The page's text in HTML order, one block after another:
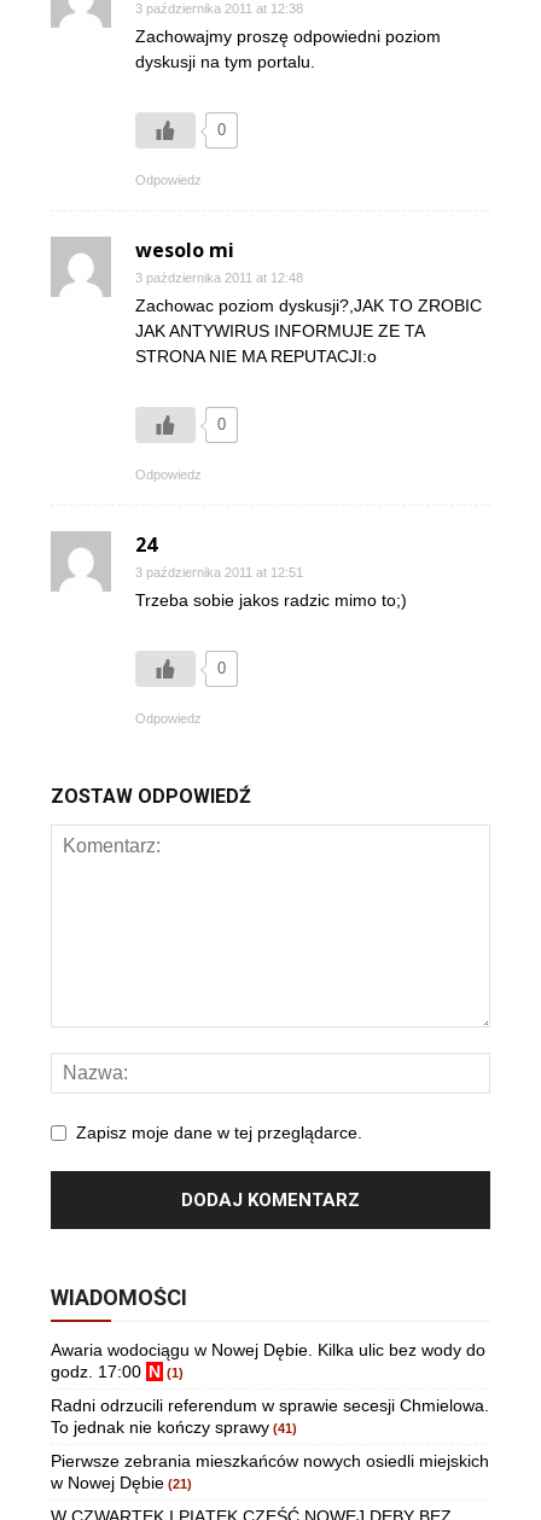
3 października 2011 at 12:38
Zachowajmy proszę odpowiedni poziom
dyskusji na tym portalu.
0
Odpowiedz
wesolo mi
3 października 2011 at 12:48
Zachowac poziom dyskusji?,JAK TO ZROBIC
JAK ANTYWIRUS INFORMUJE ZE TA
STRONA NIE MA REPUTACJI:o
0
Odpowiedz
24
3 października 2011 at 12:51
Trzeba sobie jakos radzic mimo to;)
0
Odpowiedz
ZOSTAW ODPOWIEDŹ
Zapisz moje dane w tej przeglądarce.
WIADOMOŚCI
Awaria wodociągu w Nowej Dębie. Kilka ulic bez wody do
godz. 17:00 N (1)
Radni odrzucili referendum w sprawie secesji Chmielowa.
To jednak nie kończy sprawy (41)
Pierwsze zebrania mieszkańców nowych osiedli miejskich
w Nowej Dębie (21)
W CZWARTEK I PIĄTEK CZĘŚĆ NOWEJ DĘBY BEZ